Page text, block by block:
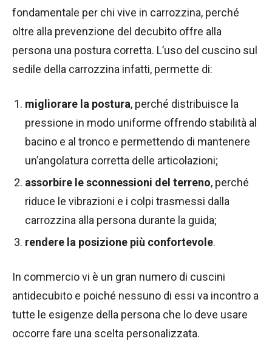
fondamentale per chi vive in carrozzina, perché
oltre alla prevenzione del decubito offre alla
persona una postura corretta. L’uso del cuscino sul
sedile della carrozzina infatti, permette di:
migliorare la postura, perché distribuisce la
pressione in modo uniforme offrendo stabilità al
bacino e al tronco e permettendo di mantenere
un’angolatura corretta delle articolazioni;
assorbire le sconnessioni del terreno, perché
riduce le vibrazioni e i colpi trasmessi dalla
carrozzina alla persona durante la guida;
rendere la posizione più confortevole.
In commercio vi è un gran numero di cuscini
antidecubito e poiché nessuno di essi va incontro a
tutte le esigenze della persona che lo deve usare
occorre fare una scelta personalizzata.